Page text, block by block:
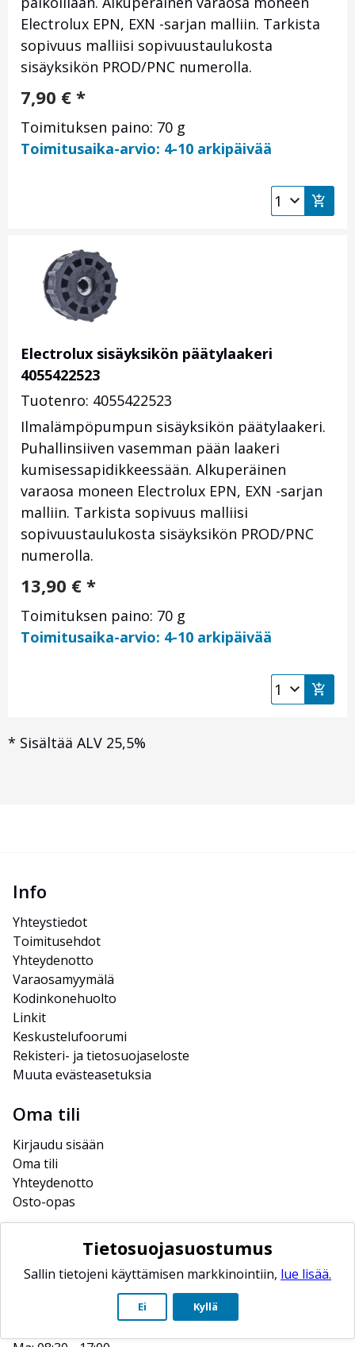
Electrolux EPN, EXN -sarjan malliin. Tarkista
sopivuus malliisi sopivuustaulukosta
sisäyksikön PROD/PNC numerolla.
7,90 € *
Toimituksen paino: 70 g
Toimitusaika-arvio: 4-10 arkipäivää
Electrolux sisäyksikön päätylaakeri
4055422523
Tuotenro: 4055422523
Ilmalämpöpumpun sisäyksikön päätylaakeri.
Puhallinsiiven vasemman pään laakeri
kumisessapidikkeessään. Alkuperäinen
varaosa moneen Electrolux EPN, EXN -sarjan
malliin. Tarkista sopivuus malliisi
sopivuustaulukosta sisäyksikön PROD/PNC
numerolla.
13,90 € *
Toimituksen paino: 70 g
Toimitusaika-arvio: 4-10 arkipäivää
* Sisältää ALV 25,5%
Info
Yhteystiedot
Toimitusehdot
Yhteydenotto
Varaosamyymälä
Kodinkonehuolto
Linkit
Keskustelufoorumi
Rekisteri- ja tietosuojaseloste
Muuta evästeasetuksia
Oma tili
Kirjaudu sisään
Oma tili
Yhteydenotto
Osto-opas
Yhteystiedot
Forssan huoltopalvelu Oy
Myymälä: Salkokatu 1, 30100
Tietosuojasuostumus
Sallin tietojeni käyttämisen markkinointiin, lue lisää.
Ei Kyllä